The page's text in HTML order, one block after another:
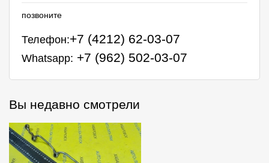
позвоните
Телефон:+7 (4212) 62-03-07
Whatsapp: +7 (962) 502-03-07
Вы недавно смотрели